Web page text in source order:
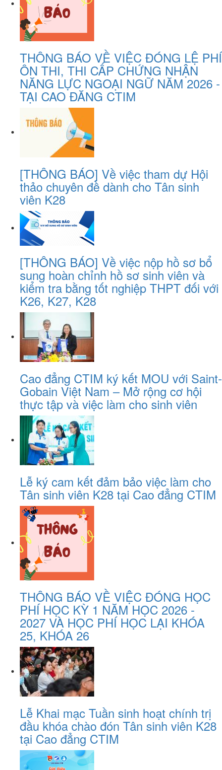
THÔNG BÁO VỀ VIỆC ĐÓNG LỆ PHÍ
ÔN THI, THI CẤP CHỨNG NHẬN
NĂNG LỰC NGOẠI NGỮ NĂM 2026 -
TẠI CAO ĐĂNG CTIM
[THÔNG BÁO] Về việc tham dự Hội
thảo chuyên đề dành cho Tân sinh
viên K28
[THÔNG BÁO] Về việc nộp hồ sơ bổ
sung hoàn chỉnh hồ sơ sinh viên và
kiểm tra bằng tốt nghiệp THPT đối với
K26, K27, K28
Cao đẳng CTIM ký kết MOU với Saint-
Gobain Việt Nam – Mở rộng cơ hội
thực tập và việc làm cho sinh viên
Lễ ký cam kết đảm bảo việc làm cho
Tân sinh viên K28 tại Cao đẳng CTIM
THÔNG BÁO VỀ VIỆC ĐÓNG HỌC
PHÍ HỌC KỲ 1 NĂM HỌC 2026 -
2027 VÀ HỌC PHÍ HỌC LẠI KHÓA
25, KHÓA 26
Lễ Khai mạc Tuần sinh hoạt chính trị
đầu khóa chào đón Tân sinh viên K28
tại Cao đẳng CTIM